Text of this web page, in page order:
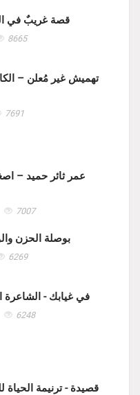
قصة غريبٌ في
8665
تهميش غير مُعلن –
7691
عمر ثائر حميد –
7007
بوصلة الحزن
6269
في غيابك - الشاعرة
6248
قصيدة - ترنيمة